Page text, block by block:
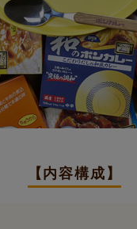
【内容構成】